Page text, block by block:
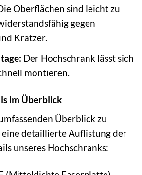
Oberflächen sind leicht zu
gegen
Kratzer.
Der Hochschrank lässt sich
montieren.
im Überblick
Überblick zu
eine detaillierte Auflistung der
unseres Hochschranks: